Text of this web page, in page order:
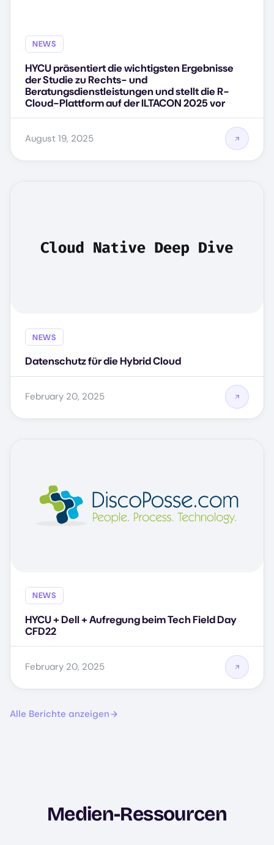
NEWS
HYCU präsentiert die wichtigsten Ergebnisse
der Studie zu Rechts- und
Beratungsdienstleistungen und stellt die R-
Cloud-Plattform auf der ILTACON 2025 vor
August 19, 2025
NEWS
Datenschutz für die Hybrid Cloud
February 20, 2025
NEWS
HYCU + Dell + Aufregung beim Tech Field Day
CFD22
February 20, 2025
Alle Berichte anzeigen
Medien-Ressourcen